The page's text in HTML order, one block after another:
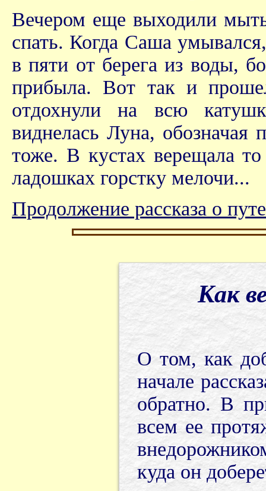
Вечером еще выходили
спать. Когда Саша
в пяти от берега из воды,
прибыла. Вот так и
отдохнули на всю
виднелась Луна,
тоже. В кустах верещала
ладошках горстку мелочи...
Продолжение рассказа о
Как
О том, как
начале
обратно. В
всем ее
куда он